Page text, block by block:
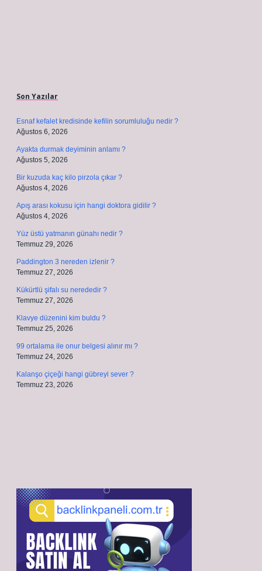
Son Yazılar
Esnaf kefalet kredisinde kefilin sorumluluğu nedir ?
Ağustos 6, 2026
Ayakta durmak deyiminin anlamı ?
Ağustos 5, 2026
Bir kuzuda kaç kilo pirzola çıkar ?
Ağustos 4, 2026
Apış arası kokusu için hangi doktora gidilir ?
Ağustos 4, 2026
Yüz üstü yatmanın günahı nedir ?
Temmuz 29, 2026
Paddington 3 nereden izlenir ?
Temmuz 27, 2026
Kükürtlü şifalı su nerededir ?
Temmuz 27, 2026
Klavye düzenini kim buldu ?
Temmuz 25, 2026
99 ortalama ile onur belgesi alınır mı ?
Temmuz 24, 2026
Kalanşo çiçeği hangi gübreyi sever ?
Temmuz 23, 2026